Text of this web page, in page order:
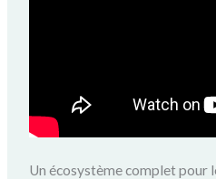
Un écosystème complet pour